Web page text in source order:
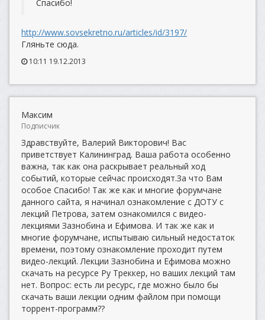
Спасибо!
http://www.sovsekretno.ru/articles/id/3197/
Гляньте сюда.
10:11 19.12.2013
Максим
Подписчик
Здравствуйте, Валерий Викторович! Вас
приветствует Калининград. Ваша работа особенно
важна, так как она раскрывает реальный ход
событий, которые сейчас происходят.За что Вам
особое Спасибо! Так же как и многие форумчане
данного сайта, я начинал ознакомление с ДОТУ с
лекций Петрова, затем ознакомился с видео-
лекциями Зазнобина и Ефимова. И так же как и
многие форумчане, испытываю сильный недостаток
времени, поэтому ознакомление проходит путем
видео-лекций. Лекции Зазнобина и Ефимова можно
скачать на ресурсе Ру Треккер, но ваших лекций там
нет. Вопрос: есть ли ресурс, где можно было бы
скачать ваши лекции одним файлом при помощи
торрент-программ??